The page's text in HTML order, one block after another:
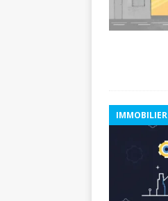
IMMOBILIER